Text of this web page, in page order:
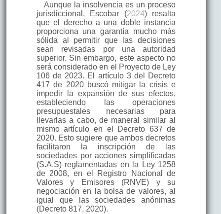
Aunque la insolvencia es un proceso
jurisdiccional, Escobar (2024) resalta
que el derecho a una doble instancia
proporciona una garantía mucho más
sólida al permitir que las decisiones
sean revisadas por una autoridad
superior. Sin embargo, este aspecto no
será considerado en el Proyecto de Ley
106 de 2023. El artículo 3 del Decreto
417 de 2020 buscó mitigar la crisis e
impedir la expansión de sus efectos,
estableciendo las operaciones
presupuestales necesarias para
llevarlas a cabo, de maneral similar al
mismo artículo en el Decreto 637 de
2020. Esto sugiere que ambos decretos
facilitaron la inscripción de las
sociedades por acciones simplificadas
(S.A.S) reglamentadas en la Ley 1258
de 2008, en el Registro Nacional de
Valores y Emisores (RNVE) y su
negociación en la bolsa de valores, al
igual que las sociedades anónimas
(Decreto 817, 2020).